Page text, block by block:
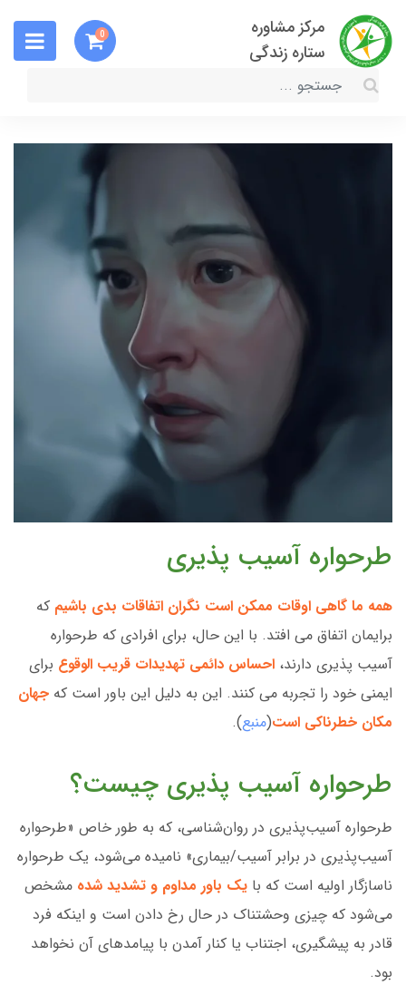
مرکز مشاوره
ستاره زندگی
0
طرحواره آسیب پذیری
همه ما گاهی اوقات ممکن است نگران اتفاقات بدی باشیم که
برایمان اتفاق می افتد. با این حال، برای افرادی که طرحواره
آسیب پذیری دارند، احساس دائمی تهدیدات قریب الوقوع برای
ایمنی خود را تجربه می کنند. این به دلیل این باور است که جهان
مکان خطرناکی است(منبع).
طرحواره آسیب پذیری چیست؟
طرحواره آسیب‌پذیری در روان‌شناسی، که به طور خاص «طرحواره
آسیب‌پذیری در برابر آسیب/بیماری» نامیده می‌شود، یک طرحواره
ناسازگار اولیه است که با یک باور مداوم و تشدید شده مشخص
می‌شود که چیزی وحشتناک در حال رخ دادن است و اینکه فرد
قادر به پیشگیری، اجتناب یا کنار آمدن با پیامدهای آن نخواهد
بود.